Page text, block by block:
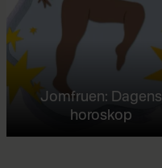
Jomfruen: Dagens
horoskop